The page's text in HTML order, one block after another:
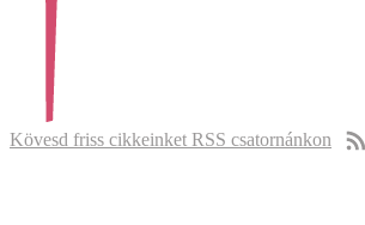
Kövesd friss cikkeinket RSS csatornánkon